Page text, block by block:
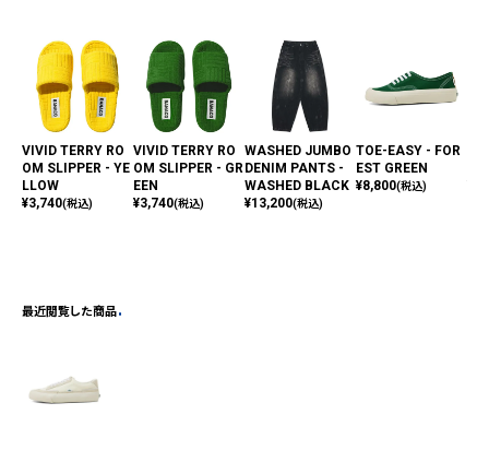
VIVID TERRY RO
OM SLIPPER - YE
LLOW
¥3,740(税込)
VIVID TERRY RO
OM SLIPPER - GR
EEN
¥3,740(税込)
WASHED JUMBO
DENIM PANTS -
WASHED BLACK
¥13,200(税込)
TOE-EASY - FOR
EST GREEN
¥8,800(税込)
最近閲覧した商品